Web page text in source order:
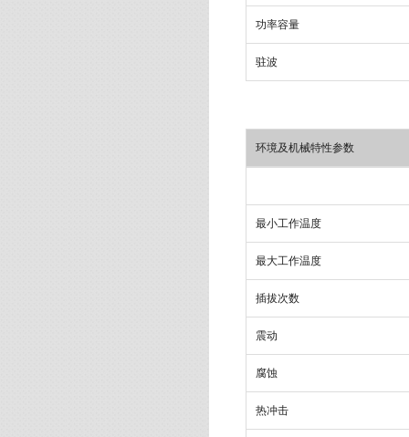
功率容量
驻波
环境及机械特性参数
最小工作温度
最大工作温度
插拔次数
震动
腐蚀
热冲击